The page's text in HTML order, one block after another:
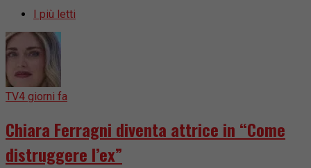
I più letti
TV4 giorni fa
Chiara Ferragni diventa attrice in “Come
distruggere l’ex”